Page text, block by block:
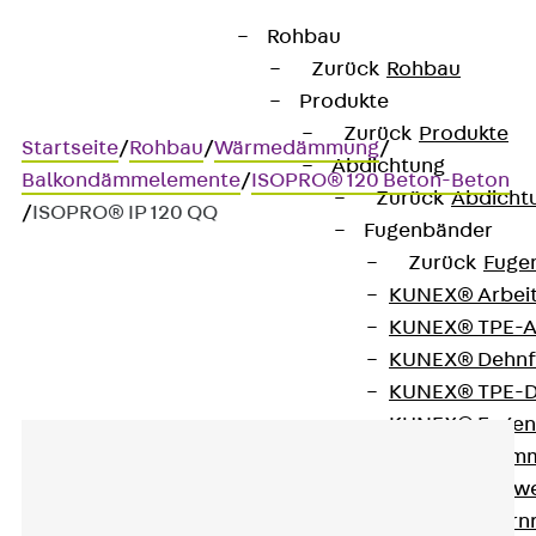
Rohbau
Zurück Rohbau
Produkte
Zurück Produkte
Abdichtung
Zurück
Fugenbänder
Zurück
KUNEX®
KUNEX®
KUNEX®
KUNEX®
KUNEX®
KUNEX®
KUNEX®
KUNEX®
Startseite/Rohbau/Wärmedämmung/
Balkondämmelemente/ISOPRO® 120 Beton-Beton
/ISOPRO® IP 120 QQ